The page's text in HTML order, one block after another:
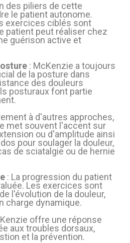
(1 avis)
des piliers de cette
le patient autonome.
exercices ciblés sont
patient peut réaliser chez
guérison active et
: McKenzie a toujours
de la posture dans
des douleurs
posturaux font partie
à d'autres approches,
met souvent l'accent sur
ou d'amplitude ainsi
pour soulager la douleur,
de sciatalgie ou de hernie
: La progression du patient
Les exercices sont
l'évolution de la douleur,
charge dynamique.
offre une réponse
aux troubles dorsaux,
et la prévention.